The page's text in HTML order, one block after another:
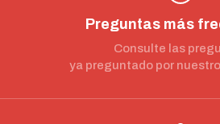
Preguntas más
Consulte las
ya preguntado por